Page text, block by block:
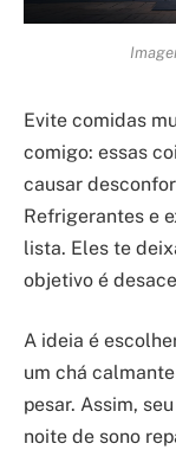
Evite comidas
comigo: essas
causar
Refrigerantes e
lista. Eles te
objetivo é
A ideia é
um chá
pesar. Assim,
noite de sono